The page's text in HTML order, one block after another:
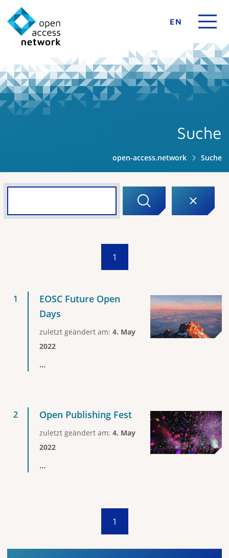
EN
Suche
open-access.network Suche
1
EOSC Future Open
Days
zuletzt geändert am: 4. May
2022
...
Open Publishing Fest
zuletzt geändert am: 4. May
2022
...
1